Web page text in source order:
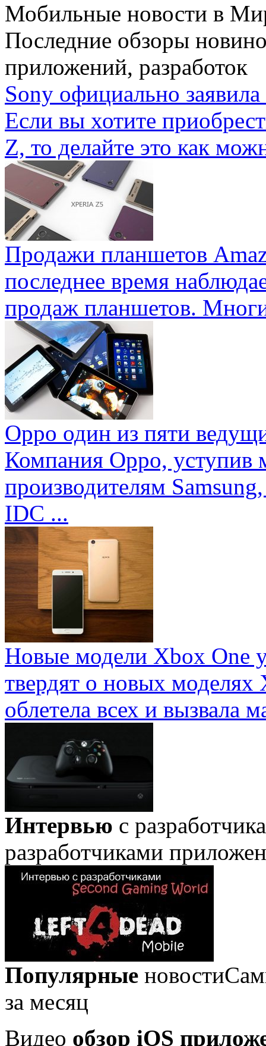
Мобильные новости в
Последние обзоры
приложений, разработок
Sony официально
Если вы хотите
Z, то делайте это как
Продажи планшетов
последнее время
продаж планшетов.
Oppo один из пяти
Компания Oppo, уступив
производителям
IDC ...
Новые модели Xbox One
твердят о новых
облетела всех и вызвала
Интервью с
разработчиками
Популярные новости
за месяц
Видео обзор iOS